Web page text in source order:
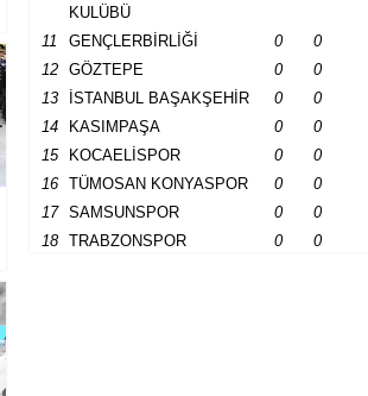
KULÜBÜ
11 GENÇLERBİRLİĞİ 0
0
12
GÖZTEPE 0
0
13
İSTANBUL BAŞAKŞEHİR 0
0
14
KASIMPAŞA 0
0
15
KOCAELİSPOR 0
0
16
TÜMOSAN KONYASPOR 0
0
17
SAMSUNSPOR 0
0
18
TRABZONSPOR 0 0